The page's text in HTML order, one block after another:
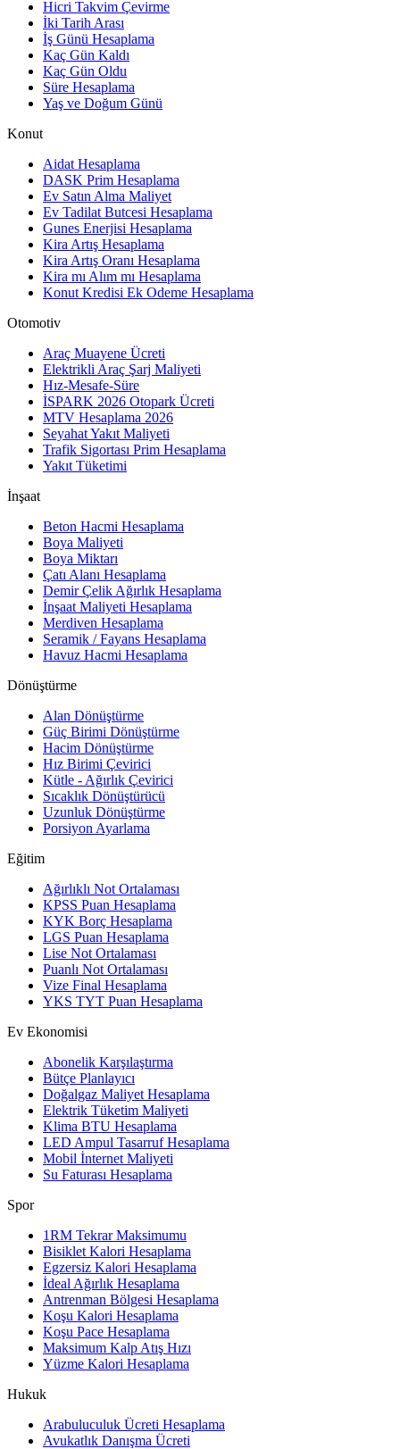
Hicri Takvim Çevirme
İki Tarih Arası
İş Günü Hesaplama
Kaç Gün Kaldı
Kaç Gün Oldu
Süre Hesaplama
Yaş ve Doğum Günü
Konut
Aidat Hesaplama
DASK Prim Hesaplama
Ev Satın Alma Maliyet
Ev Tadilat Butcesi Hesaplama
Gunes Enerjisi Hesaplama
Kira Artış Hesaplama
Kira Artış Oranı Hesaplama
Kira mı Alım mı Hesaplama
Konut Kredisi Ek Odeme Hesaplama
Otomotiv
Araç Muayene Ücreti
Elektrikli Araç Şarj Maliyeti
Hız-Mesafe-Süre
İSPARK 2026 Otopark Ücreti
MTV Hesaplama 2026
Seyahat Yakıt Maliyeti
Trafik Sigortası Prim Hesaplama
Yakıt Tüketimi
İnşaat
Beton Hacmi Hesaplama
Boya Maliyeti
Boya Miktarı
Çatı Alanı Hesaplama
Demir Çelik Ağırlık Hesaplama
İnşaat Maliyeti Hesaplama
Merdiven Hesaplama
Seramik / Fayans Hesaplama
Havuz Hacmi Hesaplama
Dönüştürme
Alan Dönüştürme
Güç Birimi Dönüştürme
Hacim Dönüştürme
Hız Birimi Çevirici
Kütle - Ağırlık Çevirici
Sıcaklık Dönüştürücü
Uzunluk Dönüştürme
Porsiyon Ayarlama
Eğitim
Ağırlıklı Not Ortalaması
KPSS Puan Hesaplama
KYK Borç Hesaplama
LGS Puan Hesaplama
Lise Not Ortalaması
Puanlı Not Ortalaması
Vize Final Hesaplama
YKS TYT Puan Hesaplama
Ev Ekonomisi
Abonelik Karşılaştırma
Bütçe Planlayıcı
Doğalgaz Maliyet Hesaplama
Elektrik Tüketim Maliyeti
Klima BTU Hesaplama
LED Ampul Tasarruf Hesaplama
Mobil İnternet Maliyeti
Su Faturası Hesaplama
Spor
1RM Tekrar Maksimumu
Bisiklet Kalori Hesaplama
Egzersiz Kalori Hesaplama
İdeal Ağırlık Hesaplama
Antrenman Bölgesi Hesaplama
Koşu Kalori Hesaplama
Koşu Pace Hesaplama
Maksimum Kalp Atış Hızı
Yüzme Kalori Hesaplama
Hukuk
Arabuluculuk Ücreti Hesaplama
Avukatlık Danışma Ücreti